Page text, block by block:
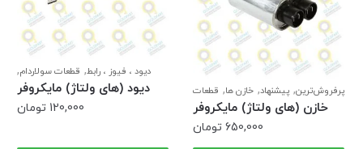
پرفروش‌ترین,پیشنهاد,خازن ها, قطعات
سولاردام,های ولتاژ
خازن (های ولتاژ) مایکروفر
650,000 تومان
دیود ، فیوز ، رابط, قطعات سولاردام,
های ولتاژ,ویژه
دیود (های ولتاژ) مایکروفر
120,000 تومان